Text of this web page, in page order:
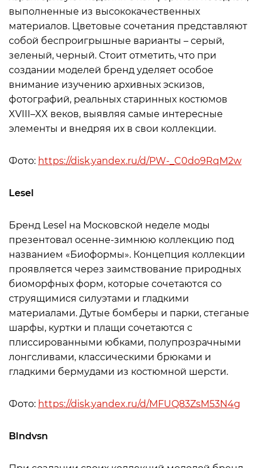
выполненные из высококачественных
материалов. Цветовые сочетания представляют
собой беспроигрышные варианты – серый,
зеленый, черный. Стоит отметить, что при
создании моделей бренд уделяет особое
внимание изучению архивных эскизов,
фотографий, реальных старинных костюмов
XVIII–XX веков, выявляя самые интересные
элементы и внедряя их в свои коллекции.
Фото: https://disk.yandex.ru/d/PW-_C0do9RqM2w
Lesel
Бренд Lesel на Московской неделе моды
презентовал осенне-зимнюю коллекцию под
названием «Биоформы». Концепция коллекции
проявляется через заимствование природных
биоморфных форм, которые сочетаются со
струящимися силуэтами и гладкими
материалами. Дутые бомберы и парки, стеганые
шарфы, куртки и плащи сочетаются с
плиссированными юбками, полупрозрачными
лонгсливами, классическими брюками и
гладкими бермудами из костюмной шерсти.
Фото: https://disk.yandex.ru/d/MFUQ83ZsM53N4g
Blndvsn